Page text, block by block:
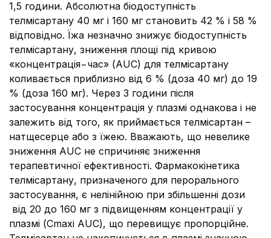
1,5 години. Абсолютна біодоступність
телміcартану 40 мг і 160 мг становить 42 % і 58 %
відповідно. Їжа незначно знижує біодоступність
телміcартану, зниження площі під кривою
«концентрація−час» (AUC) для телміcартану
коливається приблизно від 6 % (доза 40 мг) до 19
% (доза 160 мг). Через 3 години після
застосування концентрація у плазмі однакова і не
залежить від того, як приймається телміcартан –
натщесерце або з їжею. Вважають, що невелике
зниження AUC не спричиняє зниження
терапевтичної ефективності. Фармакокінетика
телміcартану, призначеного для перорального
застосування, є нелінійною при збільшенні дози
від 20 до 160 мг з підвищенням концентрації у
плазмі (Сmaxі AUC), що перевищує пропорційне.